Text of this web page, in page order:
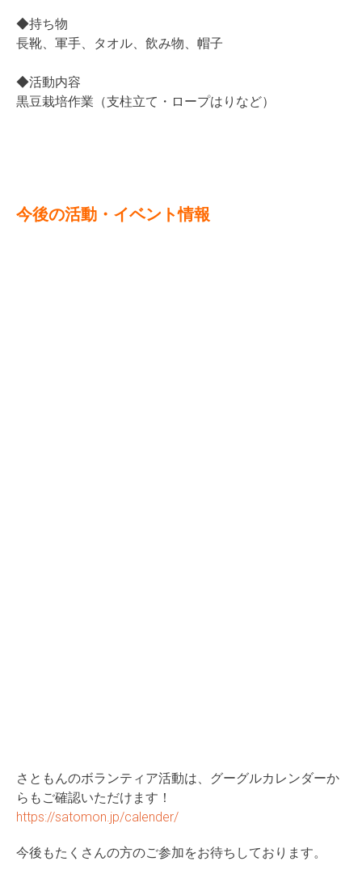
◆持ち物
長靴、軍手、タオル、飲み物、帽子
◆活動内容
黒豆栽培作業（支柱立て・ロープはりなど）
今後の活動・イベント情報
さともんのボランティア活動は、グーグルカレンダーか
らもご確認いただけます！
https://satomon.jp/calender/
今後もたくさんの方のご参加をお待ちしております。